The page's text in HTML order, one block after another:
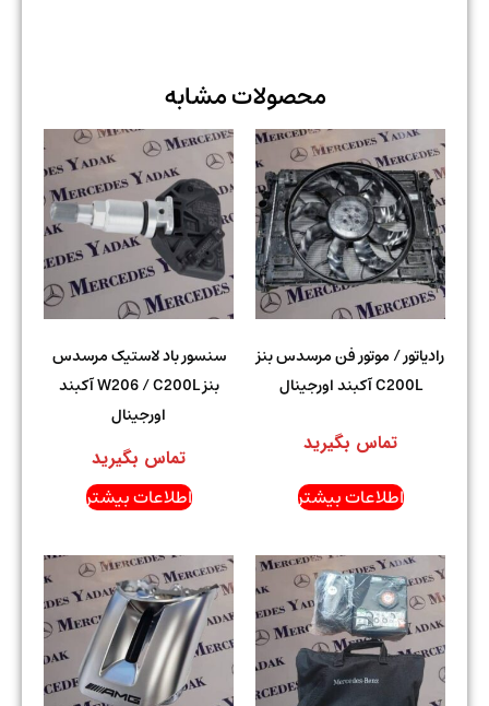
محصولات مشابه
رادیاتور / موتور فن مرسدس بنز
C200L آکبند اورجینال
تماس بگیرید
اطلاعات بیشتر
سنسور باد لاستیک مرسدس
بنز W206 / C200L آکبند
اورجینال
تماس بگیرید
اطلاعات بیشتر